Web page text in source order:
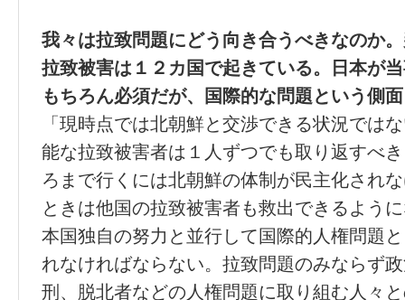
我々は拉致問題にどう向き合うべきなのか
拉致被害は１２カ国で起きている。日本が
もちろん必須だが、国際的な問題という側
「現時点では北朝鮮と交渉できる状況では
能な拉致被害者は１人ずつでも取り返すべ
ろまで行くには北朝鮮の体制が民主化され
ときは他国の拉致被害者も救出できるよう
本国独自の努力と並行して国際的人権問題
れなければならない。拉致問題のみならず
刑、脱北者などの人権問題に取り組む人々